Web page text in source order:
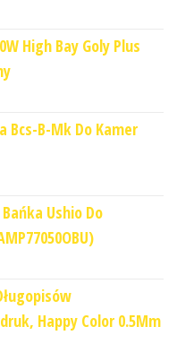
High Bay Goly Plus
Bcs-B-Mk Do Kamer
Ushio Do
Happy Color 0.5Mm